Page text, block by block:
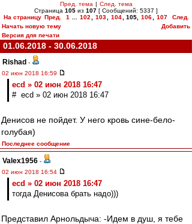
Пред. тема | След. тема
Страница 105 из 107 [ Сообщений: 5337 ]
На страницу Пред. 1 102 103 104 105, 106 107
След.
Начать новую тему
Добавить
Версия для печати
01.06.2018 - 30.06.2018
Rishad -
02 июн 2018 16:59
ecd » 02 июн 2018 16:47
# ecd » 02 июн 2018 16:47
Денисов не пойдет. У него кровь сине-бело-
голубая)
Последнее сообщение
Valex1956 -
02 июн 2018 16:54
ecd » 02 июн 2018 16:47
тогда Денисова брать надо)))
Представил Арнольдыча: -Идем в душ, я тебе